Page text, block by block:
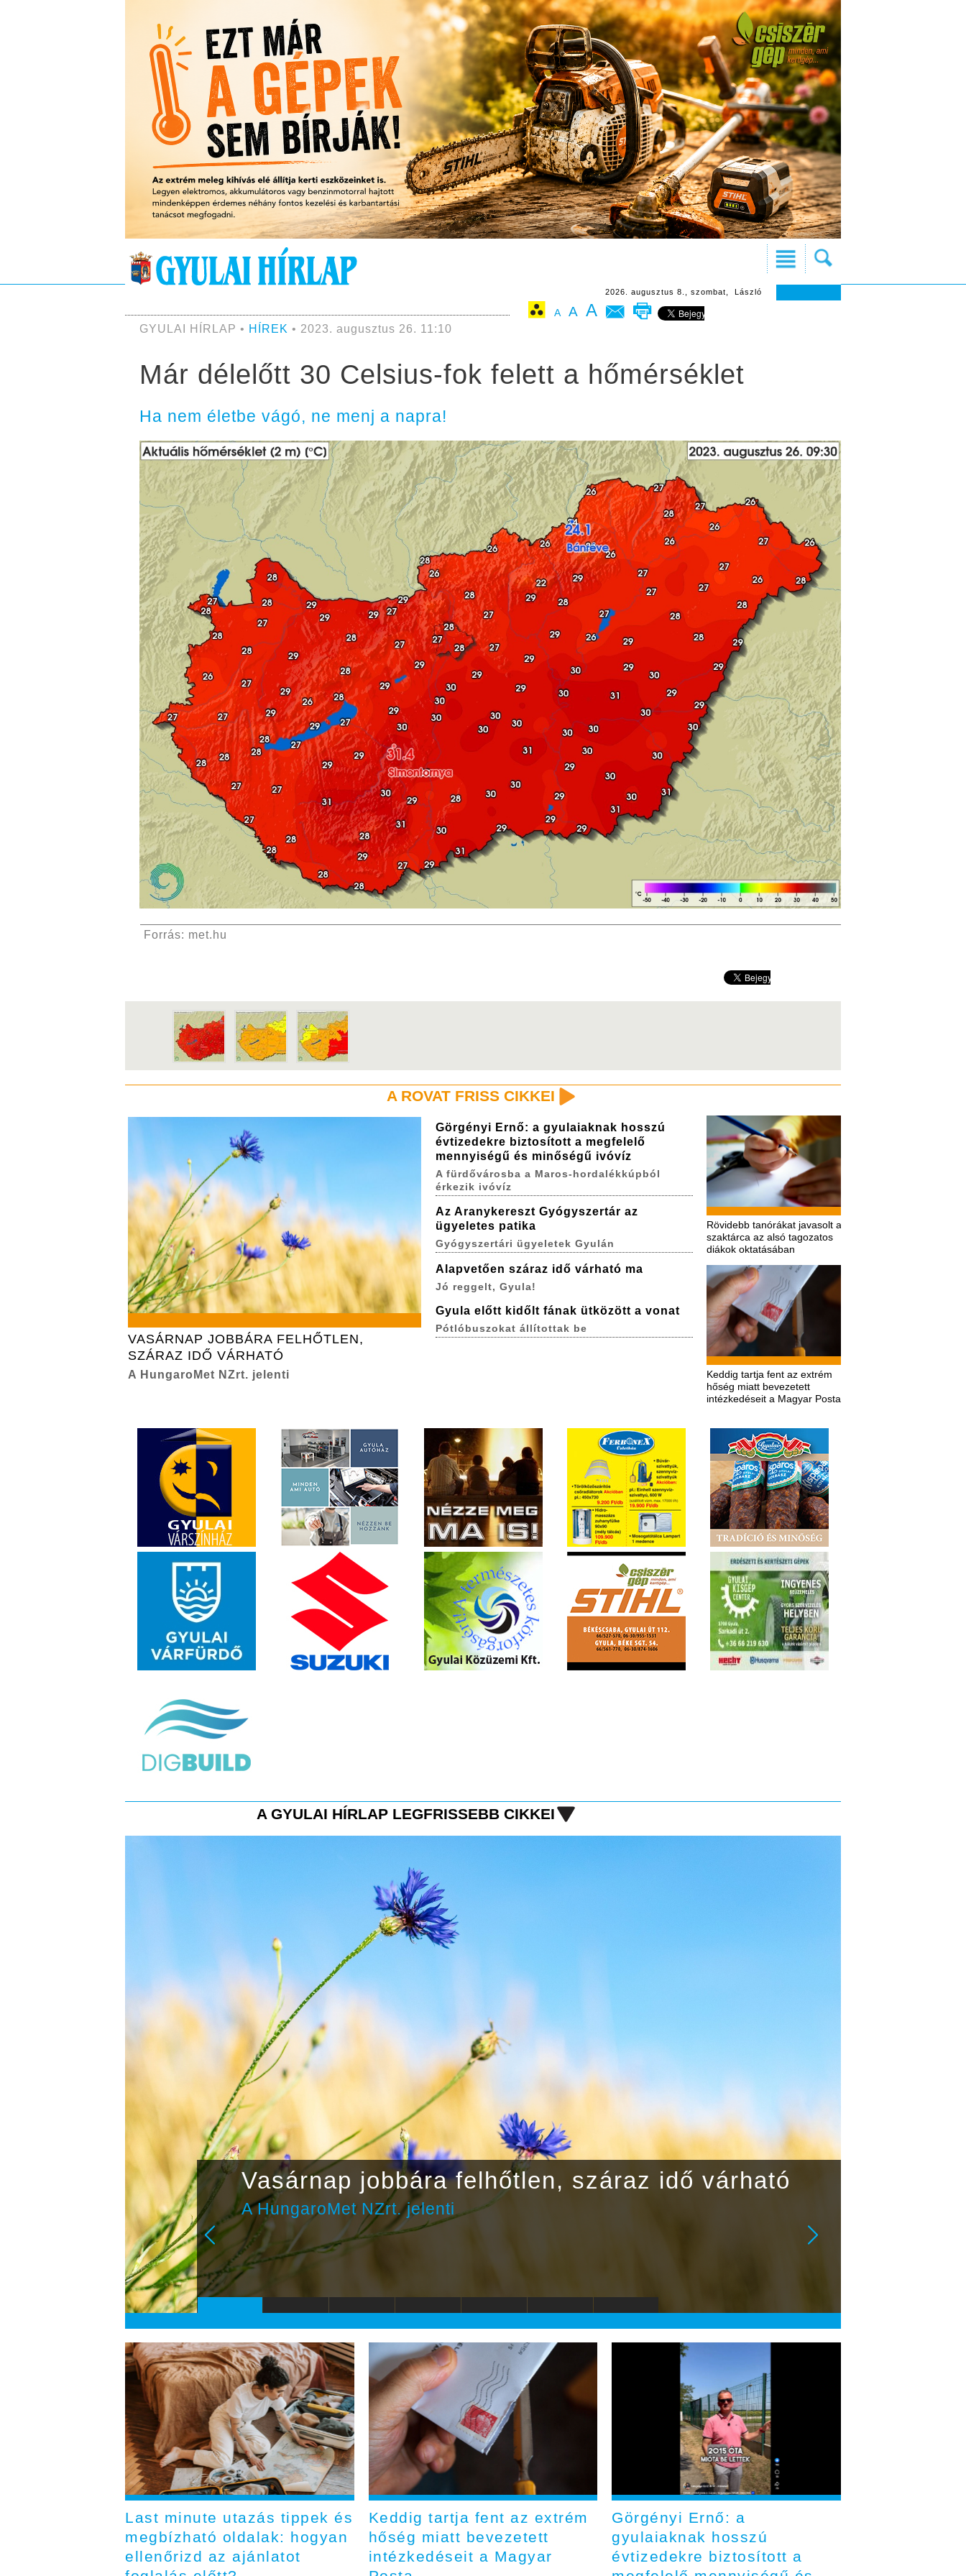
2026. augusztus 8., szombat, László
A A A
GYULAI HÍRLAP • HÍREK • 2023. augusztus 26. 11:10
Már délelőtt 30 Celsius-fok felett a hőmérséklet
Ha nem életbe vágó, ne menj a napra!
Forrás: met.hu
A ROVAT FRISS CIKKEI
VASÁRNAP JOBBÁRA FELHŐTLEN,
SZÁRAZ IDŐ VÁRHATÓ
A HungaroMet NZrt. jelenti
Rövidebb tanórákat javasolt a
szaktárca az alsó tagozatos
diákok oktatásában
Keddig tartja fent az extrém
hőség miatt bevezetett
intézkedéseit a Magyar Posta
Görgényi Ernő: a gyulaiaknak hosszú
évtizedekre biztosított a megfelelő
mennyiségű és minőségű ivóvíz
A fürdővárosba a Maros-hordalékkúpból
érkezik ivóvíz
Az Aranykereszt Gyógyszertár az
ügyeletes patika
Gyógyszertári ügyeletek Gyulán
Alapvetően száraz idő várható ma
Jó reggelt, Gyula!
Gyula előtt kidőlt fának ütközött a vonat
Pótlóbuszokat állítottak be
A GYULAI HÍRLAP LEGFRISSEBB CIKKEI
Vasárnap jobbára felhőtlen, száraz idő várható
A HungaroMet NZrt. jelenti
Last minute utazás tippek és
megbízható oldalak: hogyan
ellenőrizd az ajánlatot
Keddig tartja fent az extrém
hőség miatt bevezetett
intézkedéseit a Magyar
Görgényi Ernő: a
gyulaiaknak hosszú
évtizedekre biztosított a